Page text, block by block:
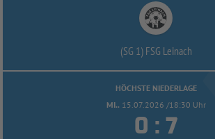
(SG 1) FSG Leinach
HÖCHSTE NIEDERLAGE
MI.. 15.07.2026 /18:30 Uhr
 : 